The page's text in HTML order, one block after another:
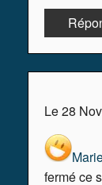
Le 28
fermé ce